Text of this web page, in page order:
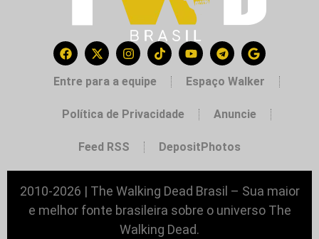
Entre para a equipe Espaço Walker
Política de Privacidade Anuncie
Feed RSS DepositPhotos
2010-2026 | The Walking Dead Brasil – Sua maior
e melhor fonte brasileira sobre o universo The
Walking Dead.